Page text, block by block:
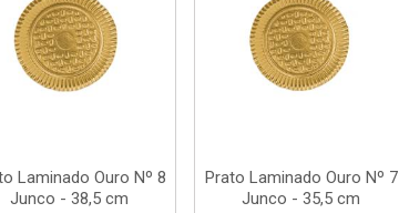
Laminado Ouro Nº 8
Junco - 38,5 cm
Prato Laminado Ouro Nº 7
Junco - 35,5 cm